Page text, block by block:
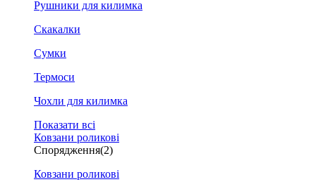
Рушники для килимка
Скакалки
Сумки
Термоси
Чохли для килимка
Показати всі
Ковзани роликові
Спорядження(2)
Ковзани роликові